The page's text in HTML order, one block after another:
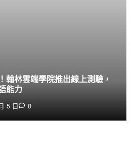
翰林雲端學院推出線上測驗，
能力
5 日 0